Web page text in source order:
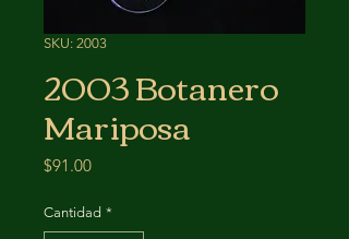
SKU: 2003
2003 Botanero
Mariposa
$91.00Precio
Cantidad *